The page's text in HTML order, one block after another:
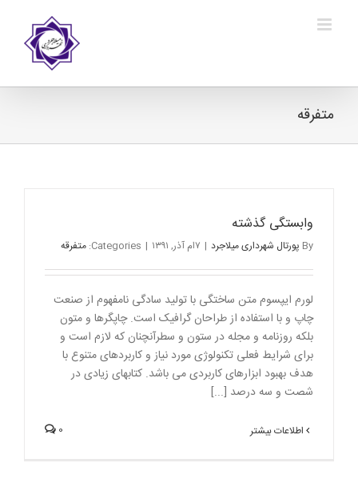
متفرقه
وابستگی گذشته
By پورتال شهرداری میلاجرد | ۷ام آذر, ۱۳۹۱ |
Categories: متفرقه
لورم ایپسوم متن ساختگی با تولید سادگی نامفهوم از صنعت
چاپ و با استفاده از طراحان گرافیک است. چاپگرها و متون
بلکه روزنامه و مجله در ستون و سطرآنچنان که لازم است و
برای شرایط فعلی تکنولوژی مورد نیاز و کاربردهای متنوع با
هدف بهبود ابزارهای کاربردی می باشد. کتابهای زیادی در
شصت و سه درصد [...]
اطلاعات بیشتر 0